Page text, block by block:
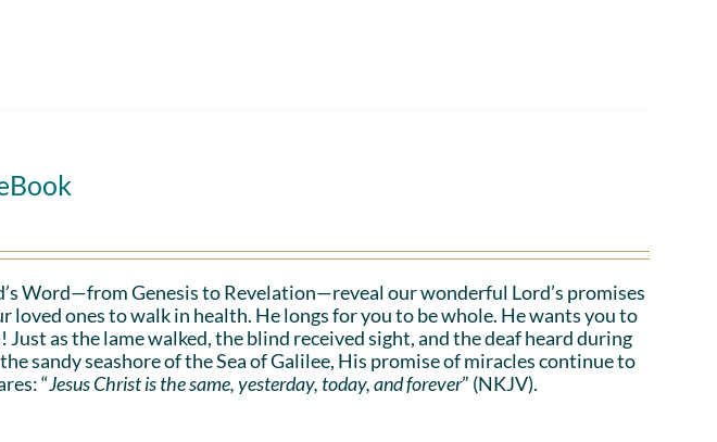
Word—from Genesis to Revelation—reveal our wonderful Lord’s promises
loved ones to walk in health. He longs for you to be whole. He wants you to
as the lame walked, the blind received sight, and the deaf heard during
sandy seashore of the Sea of Galilee, His promise of miracles continue to
“Jesus Christ is the same, yesterday, today, and forever” (NKJV).